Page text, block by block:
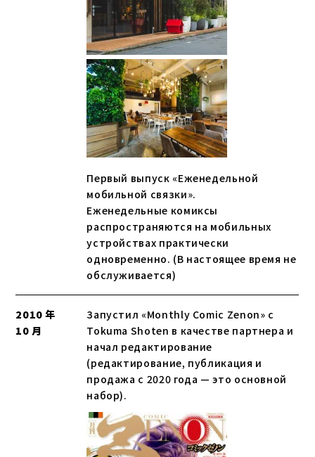
Первый выпуск «Еженедельной
мобильной связки».
Еженедельные комиксы
распространяются на мобильных
устройствах практически
одновременно. (В настоящее время не
обслуживается)
2010 年
10 月
Запустил «Monthly Comic Zenon» с
Tokuma Shoten в качестве партнера и
начал редактирование
(редактирование, публикация и
продажа с 2020 года — это основной
набор).